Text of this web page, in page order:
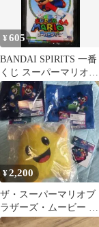
¥605
BANDAI SPIRITS 一番
くじ スーパーマリオブ
ラザーズ いつでもマリ
オ! コレクション G賞
スーパーマリオ64 パッ
ケージタオルコレクシ
ョン
¥2,200
ザ・スーパーマリオブ
ラザーズ・ムービー 一
番くじ グッズセット